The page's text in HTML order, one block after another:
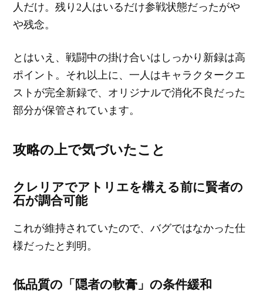
人だけ。残り2人はいるだけ参戦状態だったがや
や残念。
とはいえ、戦闘中の掛け合いはしっかり新録は高
ポイント。それ以上に、一人はキャラクタークエ
ストが完全新録で、オリジナルで消化不良だった
部分が保管されています。
攻略の上で気づいたこと
クレリアでアトリエを構える前に賢者の
石が調合可能
これが維持されていたので、バグではなかった仕
様だったと判明。
低品質の「隠者の軟膏」の条件緩和